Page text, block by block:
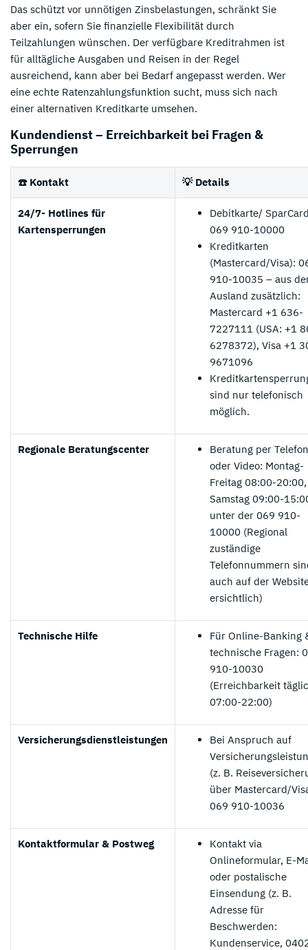
Das schützt vor unnötigen Zinsbelastungen, schränkt Sie
aber ein, sofern Sie finanzielle Flexibilität durch
Teilzahlungen wünschen. Der verfügbare Kreditrahmen ist
für alltägliche Ausgaben und Reisen in der Regel
ausreichend, kann aber bei Bedarf angepasst werden. Wer
eine echte Ratenzahlungsfunktion sucht, muss sich nach
einer alternativen Kreditkarte umsehen.
Kundendienst – Erreichbarkeit bei Fragen &
Sperrungen
☎️ Kontakt 💡 Details
24/7- Hotlines für
Kartensperrungen
Debitkarte/
069 910-10000
Kreditkarten
(Mastercard/Visa):
910-10035 – aus
Ausland zusätzlich:
Mastercard +1 636-
7227111 (USA: +1
6278372), Visa +1
9671096
sind nur telefonisch
möglich.
Regionale Beratungscenter
Beratung per Telefon
oder Video: Montag-
Freitag 08:00-20:00,
Samstag 09:00-
unter der 069 910-
10000 (Regional
zuständige
Telefonnummern
auch auf der
ersichtlich)
Technische Hilfe
Für Online-Banking
technische Fragen:
910-10030
(Erreichbarkeit
07:00-22:00)
Versicherungsdienstleistungen
Bei Anspruch auf
(z. B.
über Mastercard/
069 910-10036
Kontaktformular & Postweg
Kontakt via
Onlineformular, E-
oder postalische
Einsendung (z. B.
Adresse für
Beschwerden:
Kundenservice,